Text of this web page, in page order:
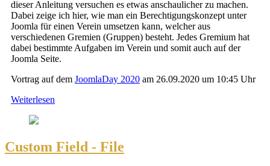
dieser Anleitung versuchen es etwas anschaulicher zu machen.
Dabei zeige ich hier, wie man ein Berechtigungskonzept unter
Joomla für einen Verein umsetzen kann, welcher aus
verschiedenen Gremien (Gruppen) besteht. Jedes Gremium hat
dabei bestimmte Aufgaben im Verein und somit auch auf der
Joomla Seite.
Vortrag auf dem JoomlaDay 2020 am 26.09.2020 um 10:45 Uhr
Weiterlesen
Custom Field - File